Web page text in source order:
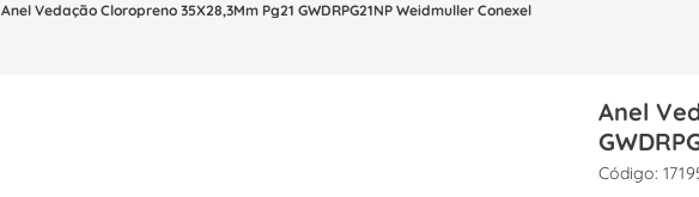
Anel Vedação Cloropreno 35X28,3Mm Pg21 GWDRPG21NP Weidmuller Conexel
Anel
:
cabo flexivel